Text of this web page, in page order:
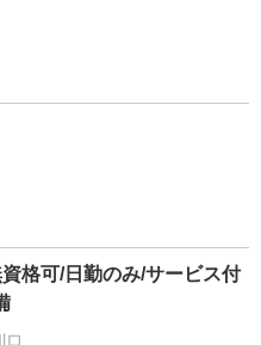
格可/日勤のみ/サービス付
口